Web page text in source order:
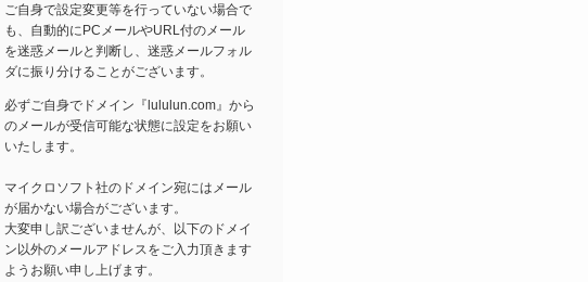
ご自身で設定変更等を行っていない場合で
も、自動的にPCメールやURL付のメール
を迷惑メールと判断し、迷惑メールフォル
ダに振り分けることがございます。
必ずご自身でドメイン『lululun.com』から
のメールが受信可能な状態に設定をお願い
いたします。
マイクロソフト社のドメイン宛にはメール
が届かない場合がございます。
大変申し訳ございませんが、以下のドメイ
ン以外のメールアドレスをご入力頂きます
ようお願い申し上げます。